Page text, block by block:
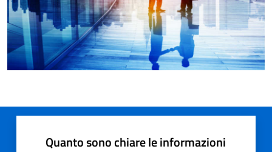
Quanto sono chiare le informazioni